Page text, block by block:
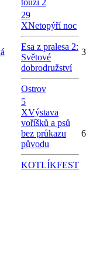
29
XNetopýří noc
Esa z pralesa 2:
Světové
dobrodružství
Ostrov
5
XVýstava
voříšků a psů
bez průkazu
původu
KOTLÍKFEST
6